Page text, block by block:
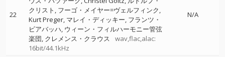
22
クリスト フーゴ・メイヤー=ヴェルフィンク
Kurt Preger マレイ・ディッキー フランツ・
ビアバッハ ウィーン・フィルハーモニー管弦
楽団 クレメンス・クラウス
wav,flac,alac:
16bit/44.1kHz
N/A